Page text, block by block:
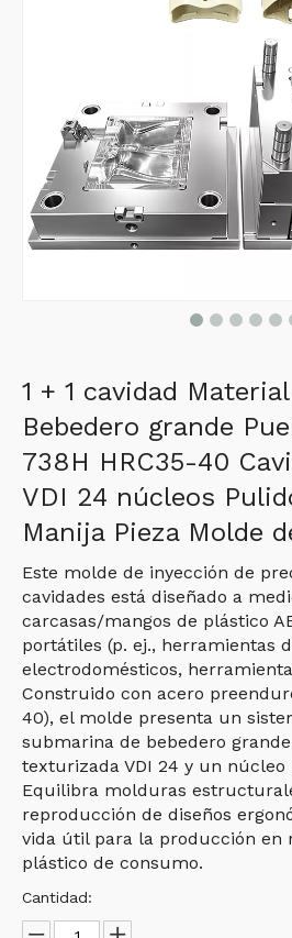
1 + 1 cavidad
Bebedero grande
738H HRC35-40
VDI 24 núcleos
Manija Pieza Molde
Este molde de inyección de
cavidades está diseñado a
carcasas/mangos de plástico
portátiles (p. ej., herramientas
electrodomésticos,
Construido con acero
40), el molde presenta un
submarina de bebedero
texturizada VDI 24 y un
Equilibra molduras
reproducción de diseños
vida útil para la producción en
plástico de consumo.
Cantidad: